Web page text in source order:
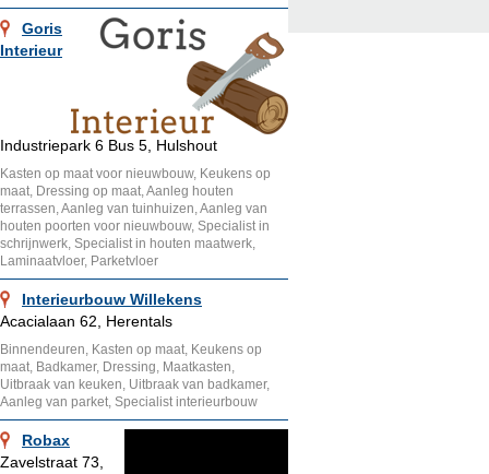
Goris
Interieur
Industriepark 6 Bus 5, Hulshout
Kasten op maat voor nieuwbouw, Keukens op
maat, Dressing op maat, Aanleg houten
terrassen, Aanleg van tuinhuizen, Aanleg van
houten poorten voor nieuwbouw, Specialist in
schrijnwerk, Specialist in houten maatwerk,
Laminaatvloer, Parketvloer
Interieurbouw Willekens
Acacialaan 62, Herentals
Binnendeuren, Kasten op maat, Keukens op
maat, Badkamer, Dressing, Maatkasten,
Uitbraak van keuken, Uitbraak van badkamer,
Aanleg van parket, Specialist interieurbouw
Robax
Zavelstraat 73,